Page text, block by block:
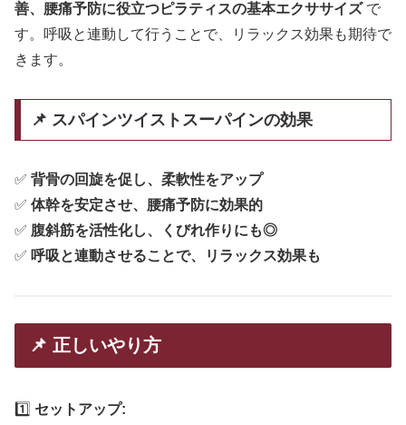
善、腰痛予防に役立つピラティスの基本エクササイズ で
す。呼吸と連動して行うことで、リラックス効果も期待で
きます。
📌 スパインツイストスーパインの効果
✅ 背骨の回旋を促し、柔軟性をアップ
✅ 体幹を安定させ、腰痛予防に効果的
✅ 腹斜筋を活性化し、くびれ作りにも◎
✅ 呼吸と連動させることで、リラックス効果も
📌 正しいやり方
1️⃣ セットアップ: